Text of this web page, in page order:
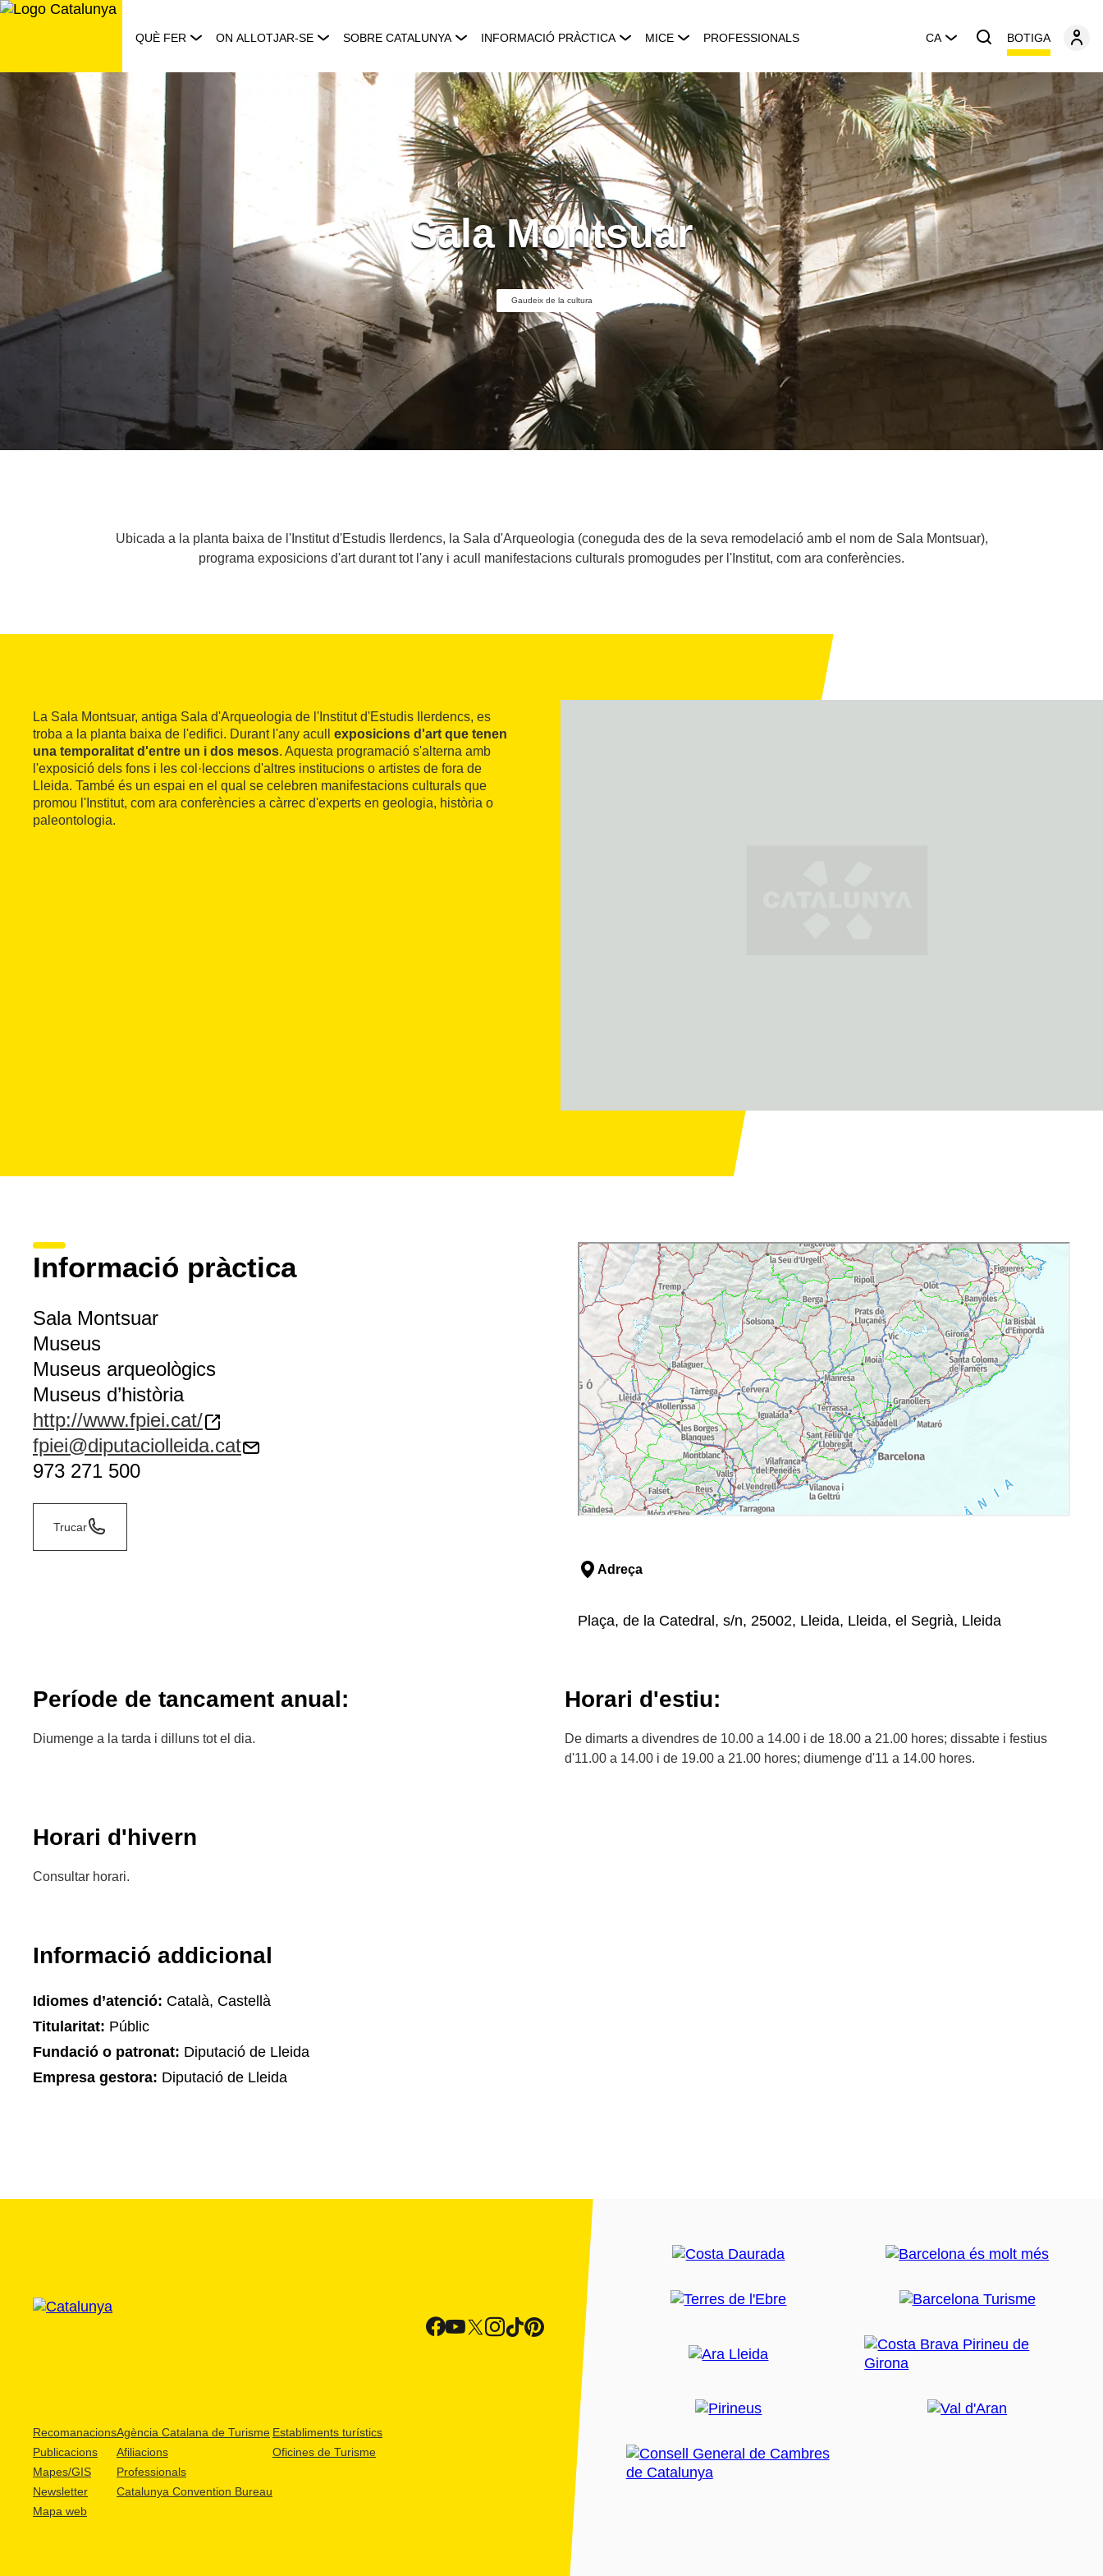
Saltar
QUÈ FER ON ALLOTJAR-SE SOBRE CATALUNYA INFORMACIÓ PRÀCTICA MICE PROFESSIONALS CA BOTIGA
Sala Montsuar
Gaudeix de la cultura
Ubicada a la planta baixa de l'Institut d'Estudis Ilerdencs, la Sala d'Arqueologia (coneguda des de la seva remodelació amb el nom de Sala Montsuar),
programa exposicions d'art durant tot l'any i acull manifestacions culturals promogudes per l'Institut, com ara conferències.
La Sala Montsuar, antiga Sala d'Arqueologia de l'Institut d'Estudis Ilerdencs, es
troba a la planta baixa de l'edifici. Durant l'any acull exposicions d'art que tenen
una temporalitat d'entre un i dos mesos. Aquesta programació s'alterna amb
l'exposició dels fons i les col·leccions d'altres institucions o artistes de fora de
Lleida. També és un espai en el qual se celebren manifestacions culturals que
promou l'Institut, com ara conferències a càrrec d'experts en geologia, història o
paleontologia.
Informació pràctica
Sala Montsuar
Museus
Museus arqueològics
Museus d’història
http://www.fpiei.cat/
fpiei@diputaciolleida.cat
973 271 500
Trucar
Adreça
Plaça, de la Catedral, s/n, 25002, Lleida, Lleida, el Segrià, Lleida
Període de tancament anual:
Diumenge a la tarda i dilluns tot el dia.
Horari d'estiu:
De dimarts a divendres de 10.00 a 14.00 i de 18.00 a 21.00 hores; dissabte i festius
d'11.00 a 14.00 i de 19.00 a 21.00 hores; diumenge d'11 a 14.00 hores.
Horari d'hivern
Consultar horari.
Informació addicional
Idiomes d’atenció: Català, Castellà
Titularitat: Públic
Fundació o patronat: Diputació de Lleida
Empresa gestora: Diputació de Lleida
Recomanacions
Publicacions
Mapes/GIS
Newsletter
Mapa web
Agència Catalana de Turisme
Afiliacions
Professionals
Catalunya Convention Bureau
Establiments turístics
Oficines de Turisme